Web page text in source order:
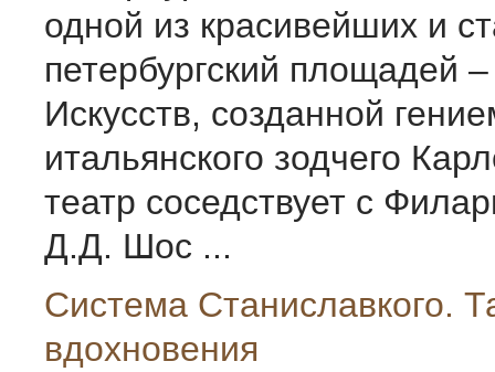
одной из красивейших и
петербургский площадей
Искусств, созданной
итальянского зодчего
театр соседствует с
Д.Д. Шос ...
Система Станиславкого.
вдохновения